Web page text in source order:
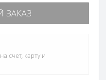
ЗАКАЗ
счет, карту и